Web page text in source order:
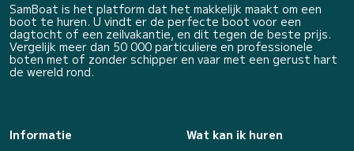
SamBoat is het platform dat het makkelijk maakt om een
boot te huren. U vindt er de perfecte boot voor een
dagtocht of een zeilvakantie, en dit tegen de beste prijs.
Vergelijk meer dan 50 000 particuliere en professionele
boten met of zonder schipper en vaar met een gerust hart
de wereld rond.
Informatie
Wat kan ik huren